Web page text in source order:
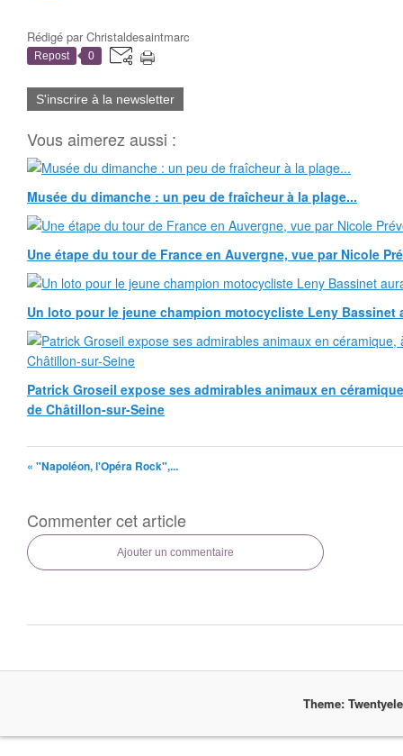
Rédigé parChristaldesaintmarc
Repost 0
S'inscrire à la newsletter
Vous aimerez aussi :
Musée du dimanche : un peu de fraîcheur à la plage...
Une étape du tour de France en Auvergne, vue par Nicole
Un loto pour le jeune champion motocycliste Leny Bassinet
Patrick Groseil expose ses admirables animaux en
de Châtillon-sur-Seine
« "Napoléon, l'Opéra Rock",...
Commenter cet article
Ajouter un commentaire
Theme: